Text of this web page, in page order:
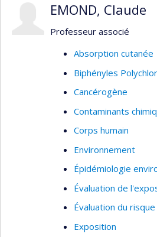
concentrations de
de travail
Thèmes : Hygiène du
EMOND, Claude
Professeur associé
Absorption cutanée
Biphényles
Cancérogène
Contaminants
Corps humain
Environnement
Épidémiologie
Évaluation de
Évaluation du risque
Exposition